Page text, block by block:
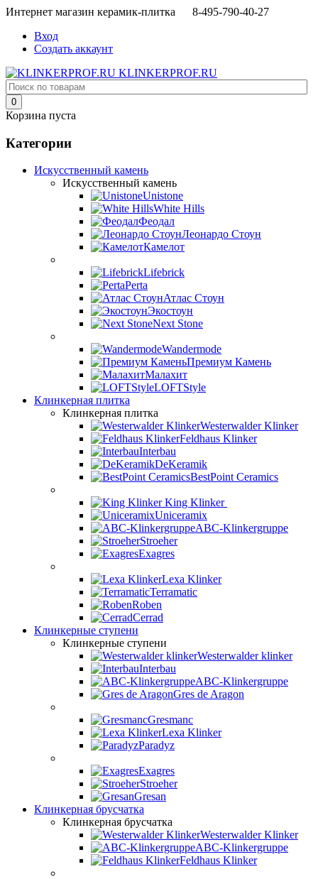
Интернет магазин керамик-плитка 8-495-790-40-27
Вход
Создать аккаунт
KLINKERPROF.RU
0
Корзина пуста
Категории
Искусственный камень
Искусственный камень
Unistone
White Hills
Феодал
Леонардо Стоун
Камелот
Lifebrick
Perta
Атлас Стоун
Экостоун
Next Stone
Wandermode
Премиум Камень
Малахит
LOFTStyle
Клинкерная плитка
Клинкерная плитка
Westerwalder Klinker
Feldhaus Klinker
Interbau
DeKeramik
BestPoint Ceramics
King Klinker
Uniceramix
ABC-Klinkergruppe
Stroeher
Exagres
Lexa Klinker
Terramatic
Roben
Cerrad
Клинкерные ступени
Клинкерные ступени
Westerwalder klinker
Interbau
ABC-Klinkergruppe
Gres de Aragon
Gresmanc
Lexa Klinker
Paradyz
Exagres
Stroeher
Gresan
Клинкерная брусчатка
Клинкерная брусчатка
Westerwalder Klinker
ABC-Klinkergruppe
Feldhaus Klinker